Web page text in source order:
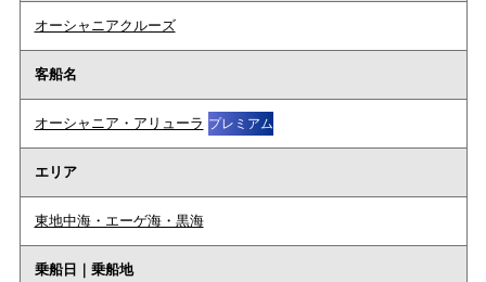
オーシャニアクルーズ
客船名
オーシャニア・アリューラ プレミアム
エリア
東地中海・エーゲ海・黒海
乗船日｜乗船地